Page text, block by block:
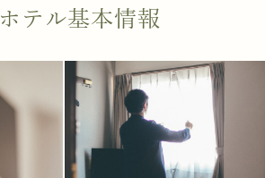
ホテル基本情報